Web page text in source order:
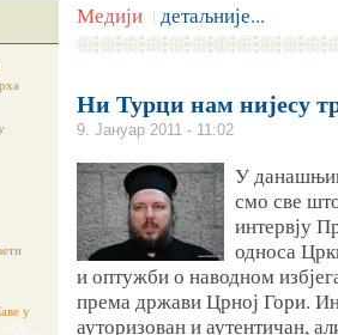
у
Медији | детаљније...
Ни Турци нам нијесу
9. Јануар 2011 - 11:02
У
смо све
интервју
односа
и оптужби о наводном
према држави Црној Гори.
ауторизован и аутентичан,